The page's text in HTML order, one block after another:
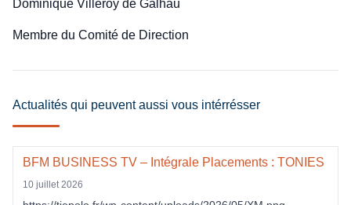
Dominique Villeroy de Galhau
Membre du Comité de Direction
Actualités qui peuvent aussi vous intérrésser
BFM BUSINESS TV – Intégrale Placements : TONIES
10 juillet 2026